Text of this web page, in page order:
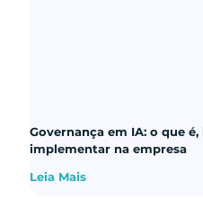
Governança em IA: o que
implementar na empresa
Leia Mais